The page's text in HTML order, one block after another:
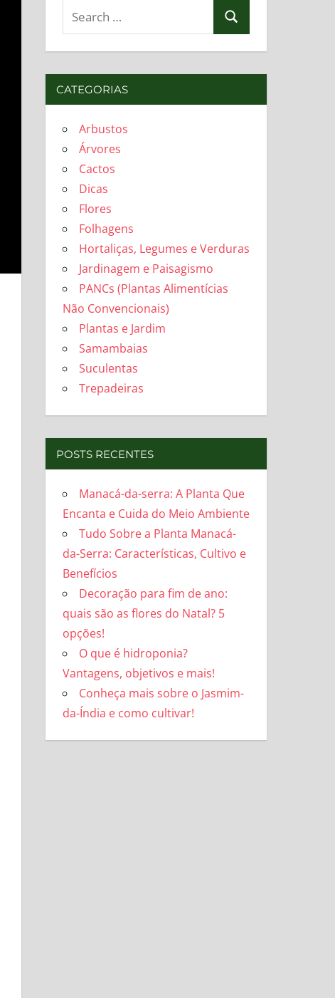
Search
CATEGORIAS
Arbustos
Árvores
Cactos
Dicas
Flores
Folhagens
Hortaliças, Legumes e Verduras
Jardinagem e Paisagismo
PANCs (Plantas Alimentícias
Não Convencionais)
Plantas e Jardim
Samambaias
Suculentas
Trepadeiras
POSTS RECENTES
Manacá-da-serra: A Planta Que
Encanta e Cuida do Meio Ambiente
Tudo Sobre a Planta Manacá-
da-Serra: Características, Cultivo e
Benefícios
Decoração para fim de ano:
quais são as flores do Natal? 5
opções!
O que é hidroponia?
Vantagens, objetivos e mais!
Conheça mais sobre o Jasmim-
da-Índia e como cultivar!